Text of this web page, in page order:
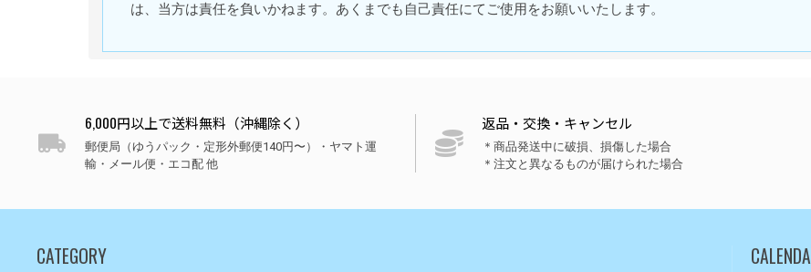
は、当方は責任を負いかねます。あくまでも自己責任にてご使用をお願いいたします。
6,000円以上で送料無料（沖縄除く）
郵便局（ゆうパック・定形外郵便140円〜）・ヤマト運
輸・メール便・エコ配 他
返品・交換・キャンセル
＊商品発送中に破損、損傷した場合
＊注文と異なるものが届けられた場合
CATEGORY